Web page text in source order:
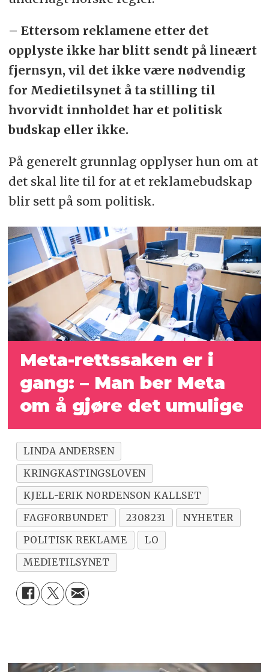
– Ettersom reklamene etter det
opplyste ikke har blitt sendt på lineært
fjernsyn, vil det ikke være nødvendig
for Medietilsynet å ta stilling til
hvorvidt innholdet har et politisk
budskap eller ikke.
På generelt grunnlag opplyser hun om at
det skal lite til for at et reklamebudskap
blir sett på som politisk.
Meta-rettssaken er i
gang: – Man ber Meta
om å gjøre det umulige
LINDA ANDERSEN
KRINGKASTINGSLOVEN
KJELL-ERIK NORDENSON KALLSET
FAGFORBUNDET
2308231
NYHETER
POLITISK REKLAME
LO
MEDIETILSYNET